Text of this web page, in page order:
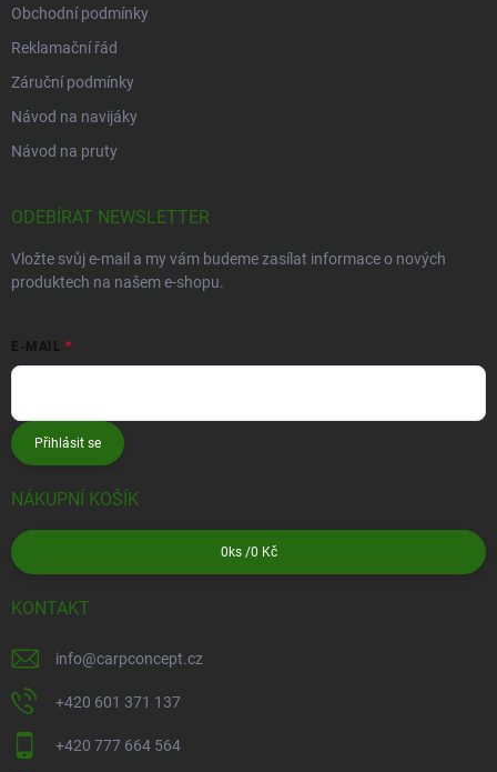
Obchodní podmínky
Reklamační řád
Záruční podmínky
Návod na navijáky
Návod na pruty
ODEBÍRAT NEWSLETTER
Vložte svůj e-mail a my vám budeme zasílat informace o nových
produktech na našem e-shopu.
E-MAIL
Přihlásit se
NÁKUPNÍ KOŠÍK
0ks /0 Kč
KONTAKT
info@carpconcept.cz
+420 601 371 137
+420 777 664 564